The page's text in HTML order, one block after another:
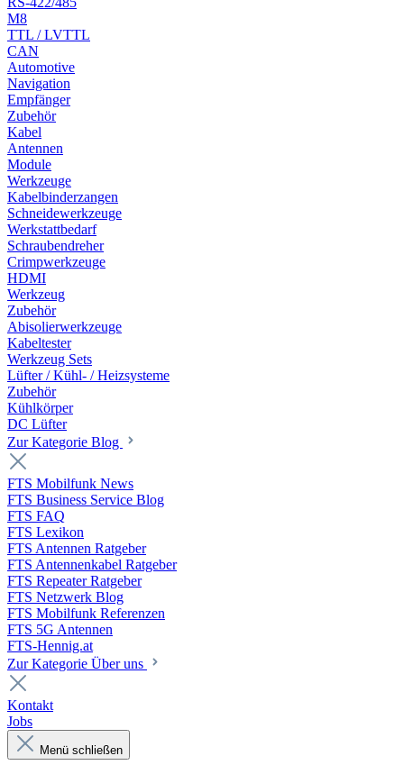
M8
TTL / LVTTL
CAN
Automotive
Navigation
Empfänger
Zubehör
Kabel
Antennen
Module
Werkzeuge
Kabelbinderzangen
Schneidewerkzeuge
Werkstattbedarf
Schraubendreher
Crimpwerkzeuge
HDMI
Werkzeug
Zubehör
Abisolierwerkzeuge
Kabeltester
Werkzeug Sets
Lüfter / Kühl- / Heizsysteme
Zubehör
Kühlkörper
DC Lüfter
Zur Kategorie Blog
FTS Mobilfunk News
FTS Business Service Blog
FTS FAQ
FTS Lexikon
FTS Antennen Ratgeber
FTS Antennenkabel Ratgeber
FTS Repeater Ratgeber
FTS Netzwerk Blog
FTS Mobilfunk Referenzen
FTS 5G Antennen
FTS-Hennig.at
Zur Kategorie Über uns
Kontakt
Jobs
Menü schließen